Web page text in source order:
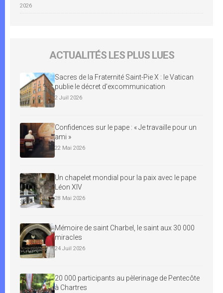
2026
ACTUALITÉS LES PLUS LUES
Sacres de la Fraternité Saint-Pie X : le Vatican
publie le décret d’excommunication
2 Juil 2026
Confidences sur le pape : « Je travaille pour un
ami »
22 Mai 2026
Un chapelet mondial pour la paix avec le pape
Léon XIV
28 Mai 2026
Mémoire de saint Charbel, le saint aux 30 000
miracles
24 Juil 2026
20 000 participants au pèlerinage de Pentecôte
à Chartres